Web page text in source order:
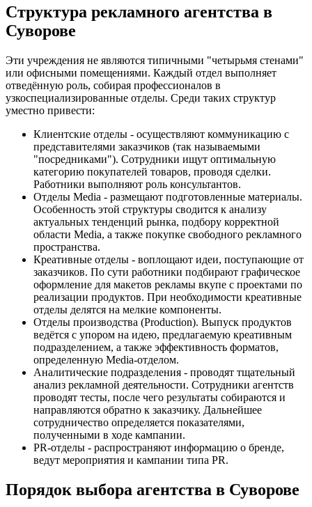
Структура рекламного агентства в
Суворове
Эти учреждения не являются типичными "четырьмя стенами"
или офисными помещениями. Каждый отдел выполняет
отведённую роль, собирая профессионалов в
узкоспециализированные отделы. Среди таких структур
уместно привести:
Клиентские отделы - осуществляют коммуникацию с
представителями заказчиков (так называемыми
"посредниками"). Сотрудники ищут оптимальную
категорию покупателей товаров, проводя сделки.
Работники выполняют роль консультантов.
Отделы Media - размещают подготовленные материалы.
Особенность этой структуры сводится к анализу
актуальных тенденций рынка, подбору корректной
области Media, а также покупке свободного рекламного
пространства.
Креативные отделы - воплощают идеи, поступающие от
заказчиков. По сути работники подбирают графическое
оформление для макетов рекламы вкупе с проектами по
реализации продуктов. При необходимости креативные
отделы делятся на мелкие компоненты.
Отделы производства (Production). Выпуск продуктов
ведётся с упором на идею, предлагаемую креативным
подразделением, а также эффективность форматов,
определенную Media-отделом.
Аналитические подразделения - проводят тщательный
анализ рекламной деятельности. Сотрудники агентств
проводят тесты, после чего результаты собираются и
направляются обратно к заказчику. Дальнейшее
сотрудничество определяется показателями,
полученными в ходе кампании.
PR-отделы - распространяют информацию о бренде,
ведут мероприятия и кампании типа PR.
Порядок выбора агентства в Суворове